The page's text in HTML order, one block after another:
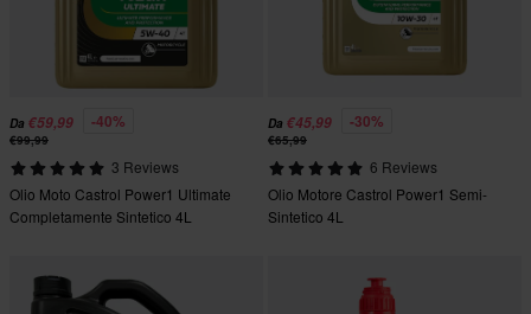
Da €59,99 -40%
€99,99
3 Reviews
Olio Moto Castrol Power1 Ultimate
Completamente Sintetico 4L
Da €45,99 -30%
€65,99
6 Reviews
Olio Motore Castrol Power1 Semi-
Sintetico 4L